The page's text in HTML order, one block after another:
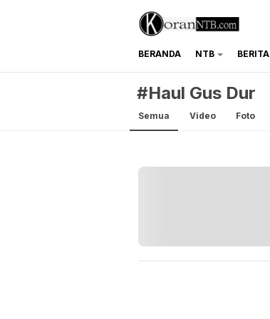
koranntb.com
BERANDA NTB BERITA
#Haul Gus Dur
Semua Video Foto